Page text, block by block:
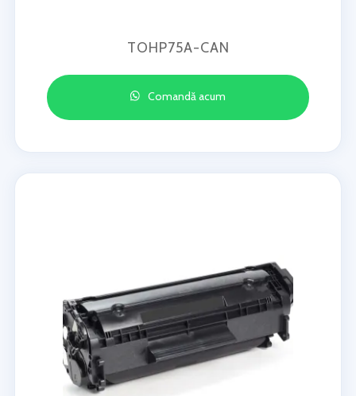
TOHP75A-CAN
Comandă acum